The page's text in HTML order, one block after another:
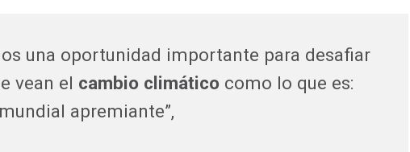
una oportunidad importante para desafiar
vean el cambio climático como lo que es:
apremiante”,